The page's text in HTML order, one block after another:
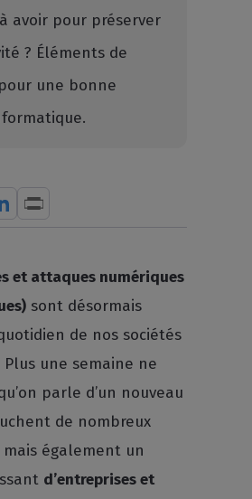
avoir pour préserver
? Éléments de
une bonne
et attaques numériques
sont désormais
de nos sociétés
une semaine ne
parle d’un nouveau
de nombreux
également un
d’entreprises et